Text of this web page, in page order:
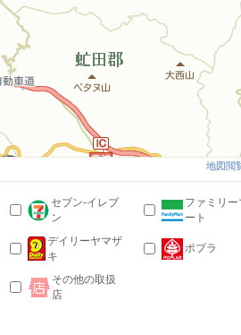
地図閲
セブン-イレブ
ン
ファミリー
ート
デイリーヤマザ
キ
ポプラ
その他の取扱
店